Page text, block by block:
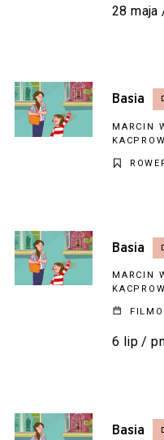
28 maja
Basia
MARCIN
Basia
MARCIN
6 lip /
Basia